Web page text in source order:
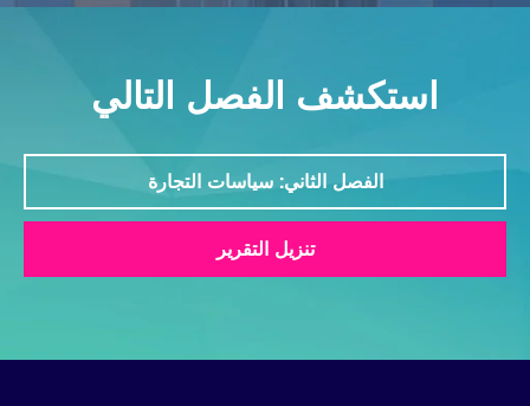
استكشف الفصل التالي
الفصل الثاني: سياسات التجارة
تنزيل التقرير